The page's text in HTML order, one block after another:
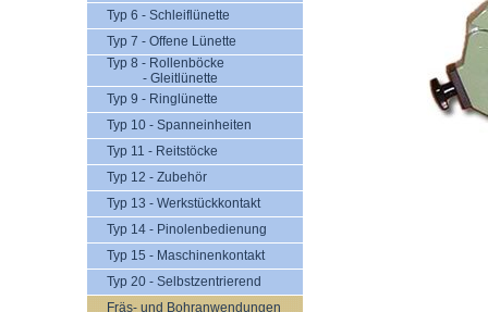
Typ 6 - Schleiflünette
Typ 7 - Offene Lünette
Typ 8 - Rollenböcke
- Gleitlünette
Typ 9 - Ringlünette
Typ 10 - Spanneinheiten
Typ 11 - Reitstöcke
Typ 12 - Zubehör
Typ 13 - Werkstückkontakt
Typ 14 - Pinolenbedienung
Typ 15 - Maschinenkontakt
Typ 20 - Selbstzentrierend
Fräs- und Bohranwendungen